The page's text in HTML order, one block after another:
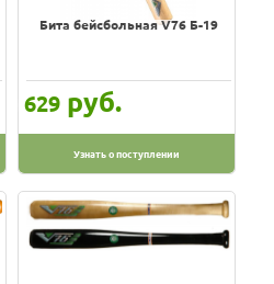
-
Бита бейсбольная V76 Б-19
629 руб.
Узнать о поступлении